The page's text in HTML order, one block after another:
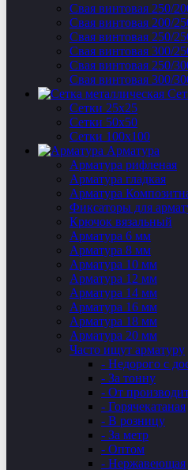
Свая винтовая 250/
Свая винтовая 200/
Свая винтовая 250/
Свая винтовая 300/
Свая винтовая 250/
Свая винтовая 300/
Сетки 25х25
Сетки 50х50
Сетки 100х100
Арматура
Арматура рифленая
Арматура гладкая
Арматура
Фиксаторы для
Крючок вязальный
Арматура 6 мм
Арматура 8 мм
Арматура 10 мм
Арматура 12 мм
Арматура 14 мм
Арматура 16 мм
Арматура 18 мм
Арматура 20 мм
Часто ищут арматуру
- Недорого с
- За тонну
- От
- Горячекатаная
- В розницу
- За метр
- Оптом
- Нержавеющая